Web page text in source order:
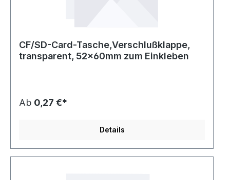
CF/SD-Card-Tasche,Verschlußklappe,
transparent, 52x60mm zum Einkleben
Ab 0,27 €*
Details